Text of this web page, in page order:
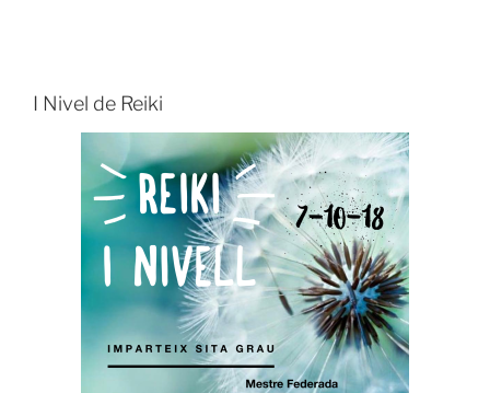
I Nivel de Reiki